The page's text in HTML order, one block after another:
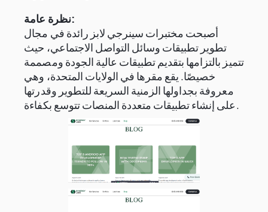
نظرة عامة:
أصبحت مختبرات سينرجي لابز رائدة في مجال
تطوير تطبيقات وسائل التواصل الاجتماعي، حيث
تتميز بالتزامها بتقديم تطبيقات عالية الجودة ومصممة
خصيصًا. يقع مقرها في الولايات المتحدة، وهي
معروفة بجداولها الزمنية السريعة للتطوير وقدرتها
على إنشاء تطبيقات متعددة المنصات تتوسع بكفاءة.